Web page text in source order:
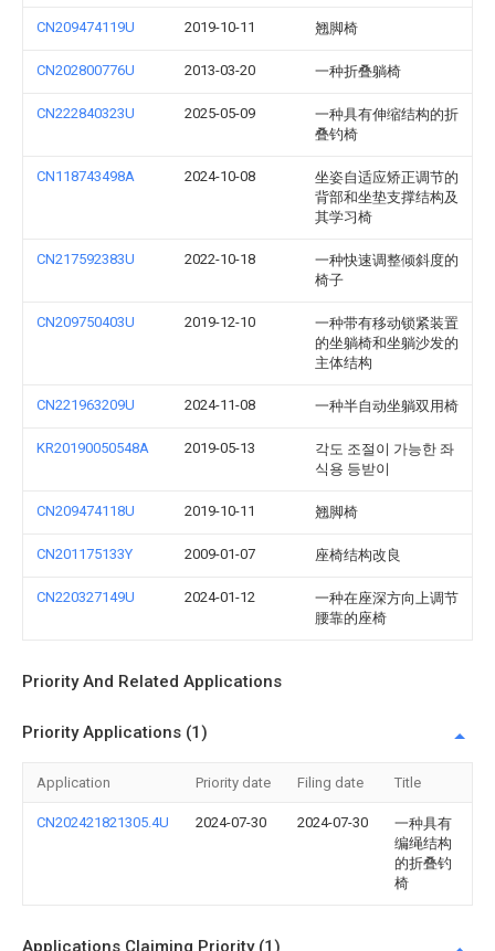
CN209474119U 2019-10-11 翘脚椅
CN202800776U 2013-03-20 一种折叠躺椅
CN222840323U 2025-05-09
一种具有伸缩结构的折
叠钓椅
CN118743498A 2024-10-08
坐姿自适应矫正调节的
背部和坐垫支撑结构及
其学习椅
CN217592383U 2022-10-18
一种快速调整倾斜度的
椅子
CN209750403U 2019-12-10
一种带有移动锁紧装置
的坐躺椅和坐躺沙发的
主体结构
CN221963209U 2024-11-08 一种半自动坐躺双用椅
KR20190050548A 2019-05-13
각도 조절이 가능한 좌
식용 등받이
CN209474118U 2019-10-11 翘脚椅
CN201175133Y 2009-01-07 座椅结构改良
CN220327149U 2024-01-12
一种在座深方向上调节
腰靠的座椅
Priority And Related Applications
Priority Applications (1)
Application Priority date Filing date Title
CN202421821305.4U 2024-07-30 2024-07-30
一种具有
编绳结构
的折叠钓
椅
Applications Claiming Priority (1)